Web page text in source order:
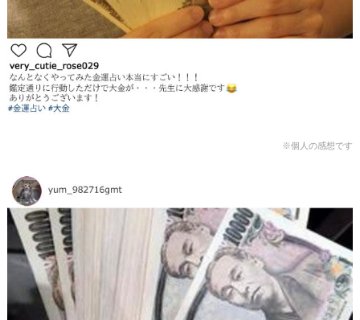
※個人の感想です